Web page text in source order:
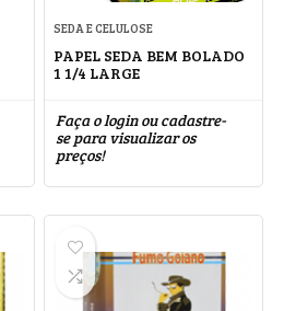
SEDA E CELULOSE
PAPEL SEDA BEM BOLADO
1 1/4 LARGE
Faça o login ou cadastre-
se para visualizar os
preços!